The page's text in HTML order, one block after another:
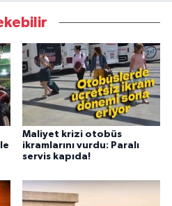
Maliyet krizi otobüs
ikramlarını vurdu: Paralı
servis kapıda!